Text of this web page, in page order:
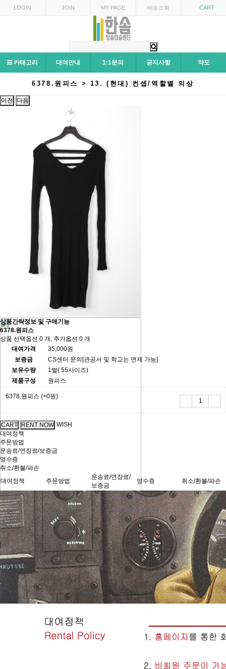
LOGIN JOIN MY PAGE 배송조회 CART
카테고리 대여안내 1:1문의 공지사항 약도
6378.원피스 > 13. (현대) 컨셉/역할별 의상
이전 다음
상품간략정보 및 구매기능
6378.원피스
상품 선택옵션 0 개, 추가옵션 0 개
대여가격
35,000원
보증금
CS센터 문의[관공서 및 학교는 면제 가능]
보유수량
1벌( 55사이즈)
제품구성
원피스
6378.원피스 (+0원)
WISH
대여정책
주문방법
운송료/연장료/보증금
영수증
취소/환불/파손
대여정책
주문방법
운송료/연장료/
보증금
영수증 취소/환불/파손